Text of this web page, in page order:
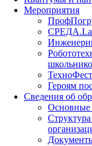
Мероприятия
ТехноФест
Героям
Сведения об
Основные